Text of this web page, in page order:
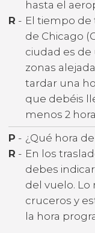
hasta el
R - El tiempo
de Chicago
ciudad es de
zonas
tardar una
que debéis
menos 2
P - ¿Qué hora
R - En los
debes
del vuelo.
cruceros y
la hora